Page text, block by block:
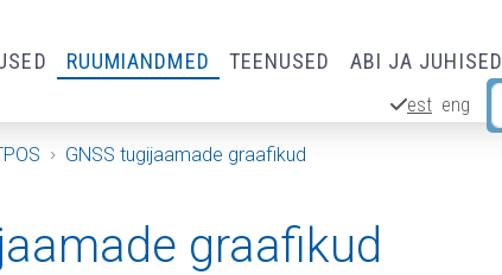
RUUMIANDMED TEENUSED ABI JA JUHISED
est eng
GNSS tugijaamade graafikud
graafikud